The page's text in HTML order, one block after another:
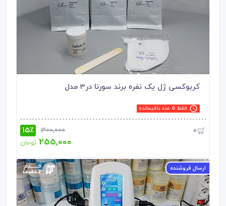
کربوکسی ژل یک نفره برند سورنا در3 مدل
فقط 5 عدد باقیمانده
0
300,000 15٪
255,000 تومان
ارسال فروشنده